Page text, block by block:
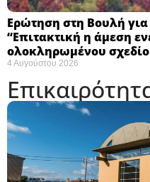
Ερώτηση στη Βουλή για
“Eπιτακτική η άμεση
ολοκληρωμένου
4 Αυγούστου 2026